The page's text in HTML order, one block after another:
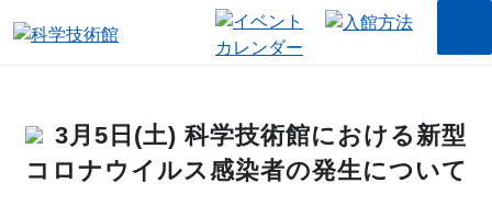
3月5日(土) 科学技術館における新型
コロナウイルス感染者の発生について